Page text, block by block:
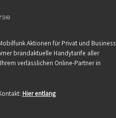
Aktionen für Privat und Business
brandaktuelle Handytarife aller
verlässlichen Online-Partner in
Hier entlang